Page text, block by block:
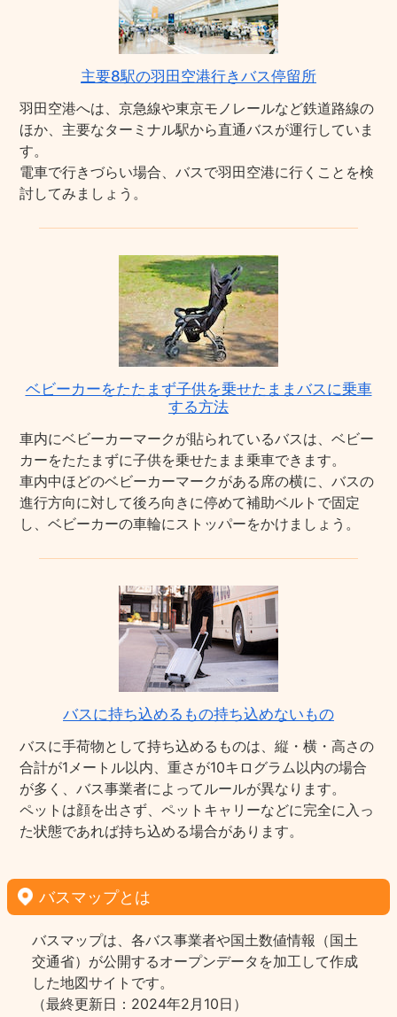
主要8駅の羽田空港行きバス停留所
羽田空港へは、京急線や東京モノレールなど鉄道路線の
ほか、主要なターミナル駅から直通バスが運行していま
す。
電車で行きづらい場合、バスで羽田空港に行くことを検
討してみましょう。
ベビーカーをたたまず子供を乗せたままバスに乗車
する方法
車内にベビーカーマークが貼られているバスは、ベビー
カーをたたまずに子供を乗せたまま乗車できます。
車内中ほどのベビーカーマークがある席の横に、バスの
進行方向に対して後ろ向きに停めて補助ベルトで固定
し、ベビーカーの車輪にストッパーをかけましょう。
バスに持ち込めるもの持ち込めないもの
バスに手荷物として持ち込めるものは、縦・横・高さの
合計が1メートル以内、重さが10キログラム以内の場合
が多く、バス事業者によってルールが異なります。
ペットは顔を出さず、ペットキャリーなどに完全に入っ
た状態であれば持ち込める場合があります。
バスマップとは
バスマップは、各バス事業者や国土数値情報（国土
交通省）が公開するオープンデータを加工して作成
した地図サイトです。
（最終更新日：2024年2月10日）